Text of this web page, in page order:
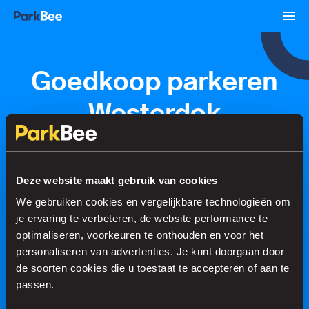
Deze website maakt gebruik van cookies
We gebruiken cookies en vergelijkbare technologieën om
je ervaring te verbeteren, de website performance te
optimaliseren, voorkeuren te onthouden en voor het
personaliseren van advertenties. Je kunt doorgaan door
de soorten cookies die u toestaat te accepteren of aan te
passen.
Goedkoop parkeren
Westerdok
Amsterdam
Reserveren Abonnementen Luchthaven
Regel je parkeerplek in no time